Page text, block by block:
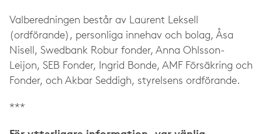
Valberedningen består av Laurent Leksell
(ordförande), personliga innehav och bolag, Åsa
Nisell, Swedbank Robur fonder, Anna Ohlsson-
Leijon, SEB Fonder, Ingrid Bonde, AMF Försäkring och
Fonder, och Akbar Seddigh, styrelsens ordförande.
***